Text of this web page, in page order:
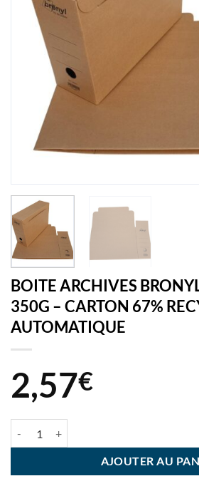
BOITE ARCHIVES
350G – CARTON 67%
AUTOMATIQUE
2,57€
AJOUTER AU